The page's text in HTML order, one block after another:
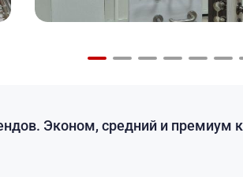
Эконом, средний и премиум